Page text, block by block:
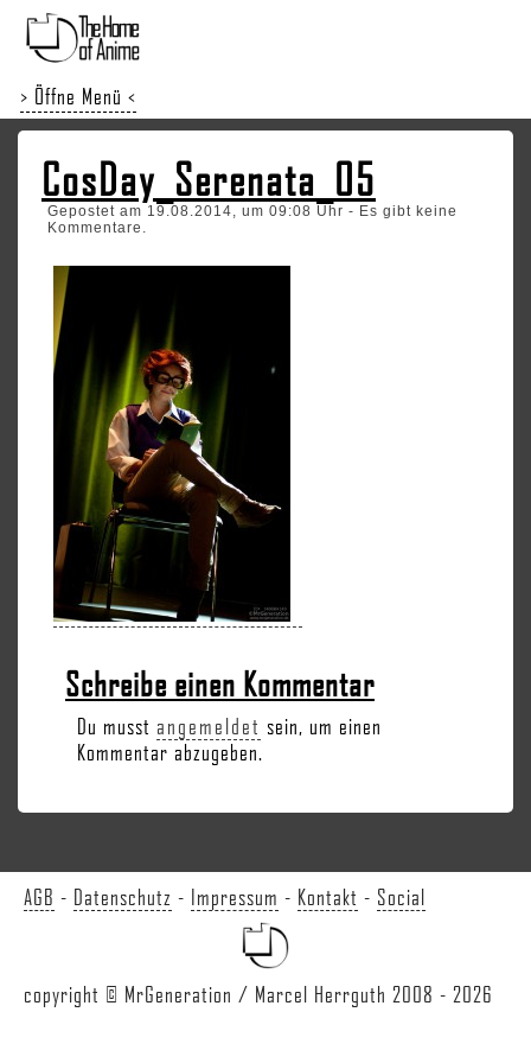
> Öffne Menü <
CosDay_Serenata_05
Gepostet am 19.08.2014, um 09:08 Uhr - Es gibt keine
Kommentare.
Schreibe einen Kommentar
Du musst angemeldet sein, um einen
Kommentar abzugeben.
AGB - Datenschutz - Impressum - Kontakt - Social
copyright © MrGeneration / Marcel Herrguth 2008 - 2026